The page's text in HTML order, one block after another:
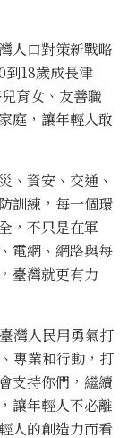
人口對策新戰略
18歲成長津
育女、友善職
庭，讓年輕人敢
、資安、交通、
訓練，每一個環
，不只是在軍
電網、網路與每
臺灣就更有力
灣人民用勇氣打
專業和行動，打
支持你們，繼續
讓年輕人不必離
人的創造力而看